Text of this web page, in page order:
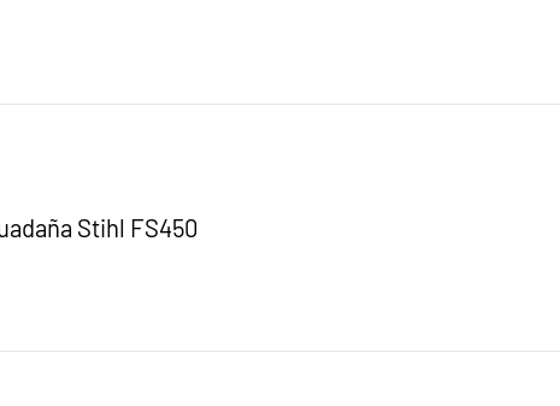
Stihl FS450